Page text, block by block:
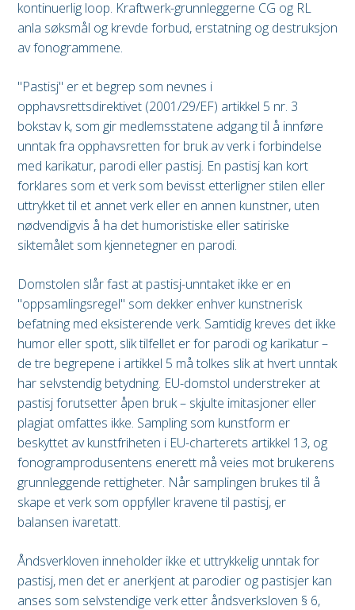
kontinuerlig loop. Kraftwerk-grunnleggerne CG og RL
anla søksmål og krevde forbud, erstatning og destruksjon
av fonogrammene.
"Pastisj" er et begrep som nevnes i
opphavsrettsdirektivet (2001/29/EF) artikkel 5 nr. 3
bokstav k, som gir medlemsstatene adgang til å innføre
unntak fra opphavsretten for bruk av verk i forbindelse
med karikatur, parodi eller pastisj. En pastisj kan kort
forklares som et verk som bevisst etterligner stilen eller
uttrykket til et annet verk eller en annen kunstner, uten
nødvendigvis å ha det humoristiske eller satiriske
siktemålet som kjennetegner en parodi.
Domstolen slår fast at pastisj-unntaket ikke er en
"oppsamlingsregel" som dekker enhver kunstnerisk
befatning med eksisterende verk. Samtidig kreves det ikke
humor eller spott, slik tilfellet er for parodi og karikatur –
de tre begrepene i artikkel 5 må tolkes slik at hvert unntak
har selvstendig betydning. EU-domstol understreker at
pastisj forutsetter åpen bruk – skjulte imitasjoner eller
plagiat omfattes ikke. Sampling som kunstform er
beskyttet av kunstfriheten i EU-charterets artikkel 13, og
fonogramprodusentens enerett må veies mot brukerens
grunnleggende rettigheter. Når samplingen brukes til å
skape et verk som oppfyller kravene til pastisj, er
balansen ivaretatt.
Åndsverkloven inneholder ikke et uttrykkelig unntak for
pastisj, men det er anerkjent at parodier og pastisjer kan
anses som selvstendige verk etter åndsverksloven § 6,